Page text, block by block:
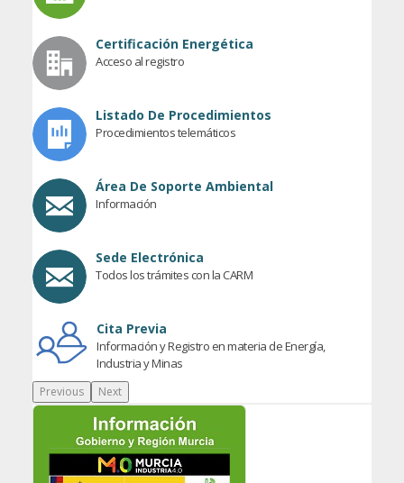
Certificación Energética
Acceso al registro
Listado De Procedimientos
Procedimientos telemáticos
Área De Soporte Ambiental
Información
Sede Electrónica
Todos los trámites con la CARM
Cita Previa
Información y Registro en materia de Energía,
Industria y Minas
Previous Next